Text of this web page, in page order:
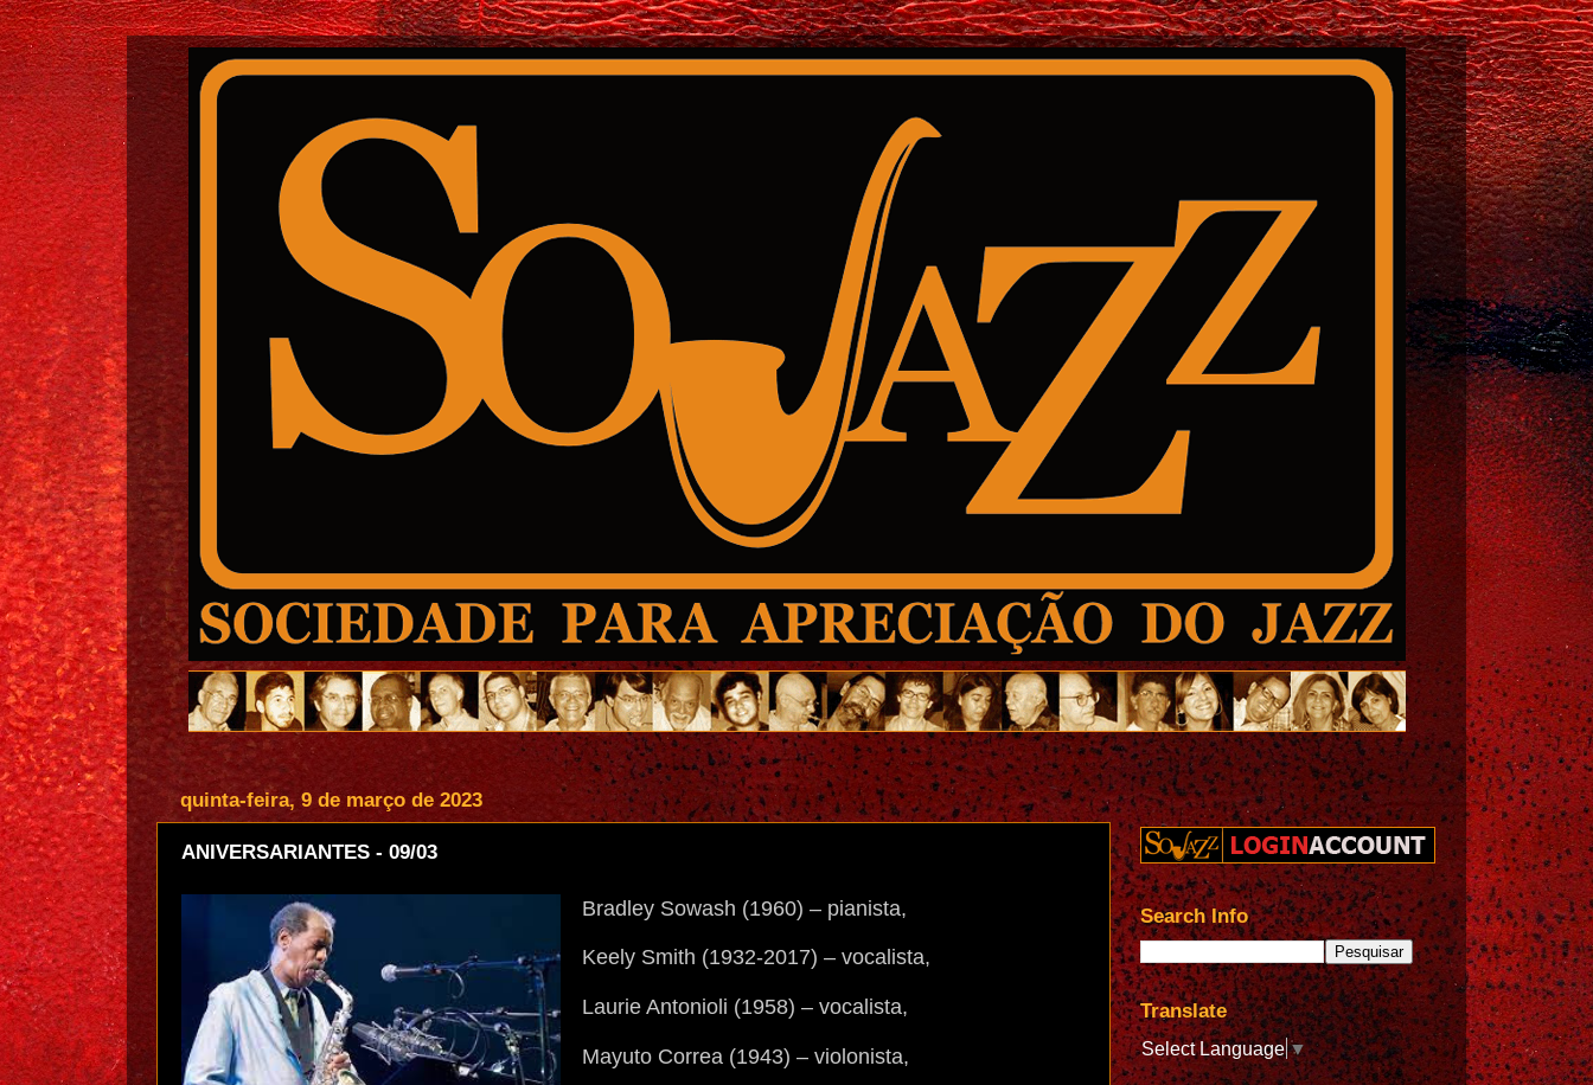
quinta-feira, 9 de março de 2023
ANIVERSARIANTES - 09/03
Bradley Sowash (1960) – pianista,
Keely Smith (1932-2017) – vocalista,
Laurie Antonioli (1958) – vocalista,
Mayuto Correa (1943) – violonista,
Search Info
Translate
Select Language▼